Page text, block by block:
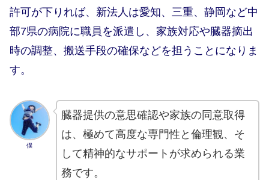
許可が下りれば、新法人は愛知、三重、静岡など中
部7県の病院に職員を派遣し、家族対応や臓器摘出
時の調整、搬送手段の確保などを担うことになりま
す。
僕
臓器提供の意思確認や家族の同意取得
は、極めて高度な専門性と倫理観、そ
して精神的なサポートが求められる業
務です。